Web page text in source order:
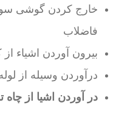
خارج کردن گوشی
فاضلاب
بیرون آوردن اشیاء
درآوردن وسیله از
در آوردن اشیا از چاه